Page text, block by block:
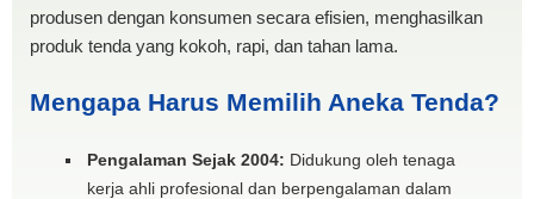
produsen dengan konsumen secara efisien, menghasilkan
produk tenda yang kokoh, rapi, dan tahan lama.
Mengapa Harus Memilih Aneka Tenda?
Pengalaman Sejak 2004: Didukung oleh tenaga
kerja ahli profesional dan berpengalaman dalam